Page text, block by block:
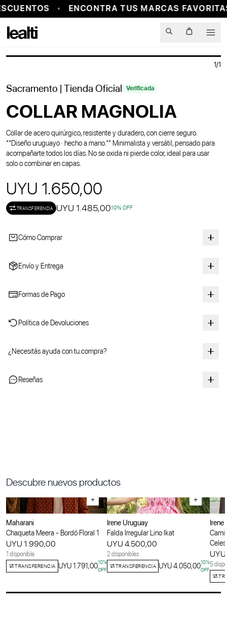
ENCONTRA TUS MARCAS
PROBADOR VIRTUAL
1/1
Sacramento | Tienda Oficial Verificada
COLLAR MAGNOLIA
Collar de acero quirúrgico, resistente y duradero, con cierre seguro.
**Diseño uruguayo · hecho a mano.** Minimalista y versátil, pensado para
acompañarte todos los días. No se oxida ni pierde color, ideal para usar
solo o combinar en capas.
UYU 1.650,00
TRANSFERENCIA UYU 1.485,0010% OFF
Cómo Comprar
Envío y Entrega
Formas de Pago
Política de Devoluciones
¿Necesitás ayuda con tu compra?
Reseñas
Descubre nuevos productos
+
Maharani
Chaqueta Meera - Bordó Floral 1
UYU 1.990,00
1 disponible
TRANSFERENCIA UYU 1.791,0010%
OFF
+
Irene Uruguay
Falda Irregular Lino Ikat
UYU 4.500,00
2 disponibles
TRANSFERENCIA UYU 4.050,0010%
OFF
Irene
5